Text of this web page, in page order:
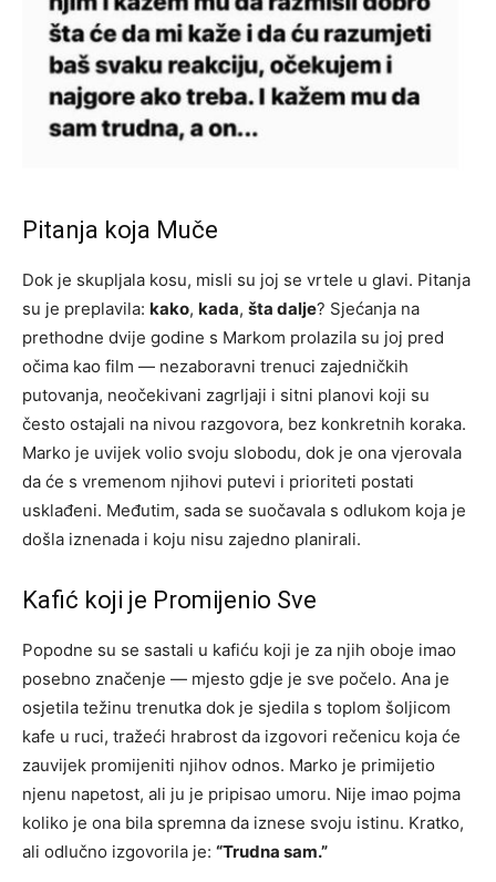
Pitanja koja Muče
Dok je skupljala kosu, misli su joj se vrtele u glavi. Pitanja
su je preplavila: kako, kada, šta dalje? Sjećanja na
prethodne dvije godine s Markom prolazila su joj pred
očima kao film — nezaboravni trenuci zajedničkih
putovanja, neočekivani zagrljaji i sitni planovi koji su
često ostajali na nivou razgovora, bez konkretnih koraka.
Marko je uvijek volio svoju slobodu, dok je ona vjerovala
da će s vremenom njihovi putevi i prioriteti postati
usklađeni. Međutim, sada se suočavala s odlukom koja je
došla iznenada i koju nisu zajedno planirali.
Kafić koji je Promijenio Sve
Popodne su se sastali u kafiću koji je za njih oboje imao
posebno značenje — mjesto gdje je sve počelo. Ana je
osjetila težinu trenutka dok je sjedila s toplom šoljicom
kafe u ruci, tražeći hrabrost da izgovori rečenicu koja će
zauvijek promijeniti njihov odnos. Marko je primijetio
njenu napetost, ali ju je pripisao umoru. Nije imao pojma
koliko je ona bila spremna da iznese svoju istinu. Kratko,
ali odlučno izgovorila je: “Trudna sam.”